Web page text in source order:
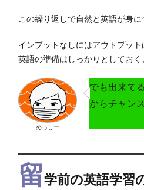
この繰り返しで自然と英語が身に
インプットなしにはアウトプッ
英語の準備はしっかりとしておく
めっしー
でも出来て
からチャンス
留学前の英語学習